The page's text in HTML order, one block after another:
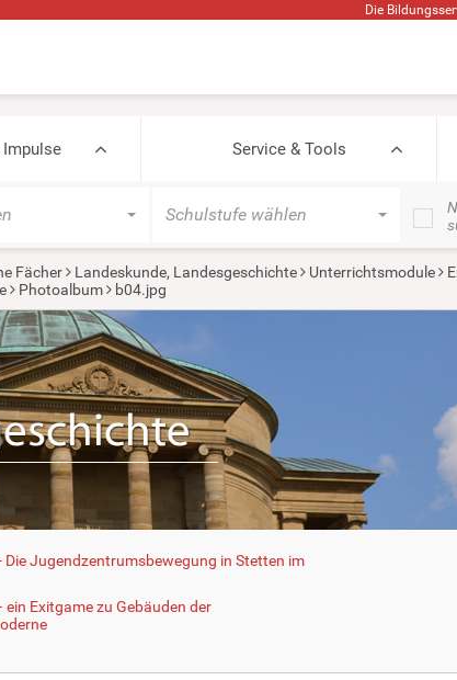
Die
Impulse Service & Tools
Schulstufe wählen
Fächer Landeskunde, Landesgeschichte Unterrichtsmodule
Photoalbum b04.jpg
Die Jugendzentrumsbewegung in Stetten im
ein Exitgame zu Gebäuden der